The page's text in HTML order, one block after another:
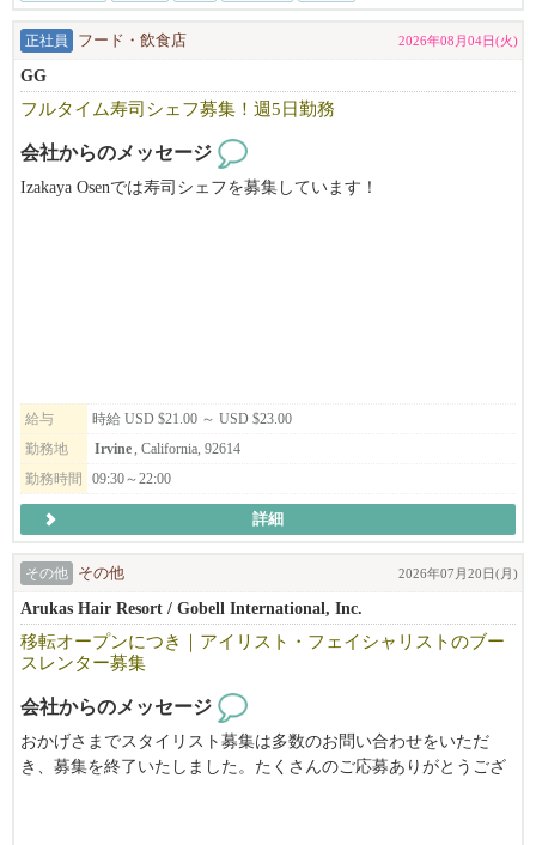
■ 未経験でも安心
━━━━━━━━━━━━━━
飲食業が初めての方でも大歓迎です。
しっかりとしたトレーニング制度があるので、未経験からでも安
心してスタートできます。
本多屋グループでは、役職や経験に関係なく誰でもアイデアを提
案できます。
店舗を盛り上げるイベント企画、新メニュー開発、業務改善の提
案など、スタッフ一人ひとりの意見を大切にしています。
実際に創業30周年記念では、スタッフ主導でチャリティーイベン
た。
トップダウンではなく、みんなで考え、みんなで成長していく。
そんな職場づくりを目指しています。
━━━━━━━━━━━━━━
正社員 フード・飲食店 2026年08月04日(火)
GG
フルタイム寿司シェフ募集！週5日勤務
会社からのメッセージ
Izakaya Osenでは寿司シェフを募集しています！
給与
時給 USD $21.00 ～ USD $23.00
勤務地
Irvine, California, 92614
勤務時間
09:30～22:00
詳細
その他 その他 2026年07月20日(月)
Arukas Hair Resort / Gobell International, Inc.
移転オープンにつき｜アイリスト・フェイシャリストのブー
スレンター募集
会社からのメッセージ
おかげさまでスタイリスト募集は多数のお問い合わせをいただ
き、募集を終了いたしました。たくさんのご応募ありがとうござ